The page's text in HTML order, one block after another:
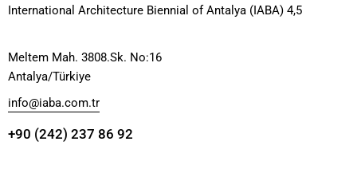
International Architecture Biennial of Antalya (IABA) 4,5
Meltem Mah. 3808.Sk. No:16
Antalya/Türkiye
info@iaba.com.tr
+90 (242) 237 86 92